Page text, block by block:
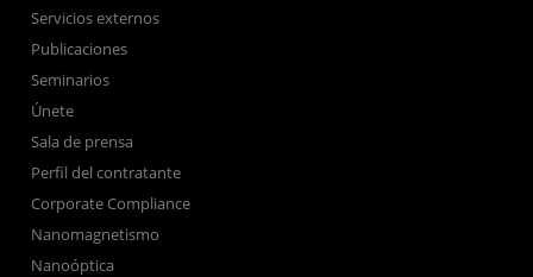
Servicios externos
Publicaciones
Seminarios
Únete
Sala de prensa
Perfil del contratante
Corporate Compliance
Nanomagnetismo
Nanoóptica